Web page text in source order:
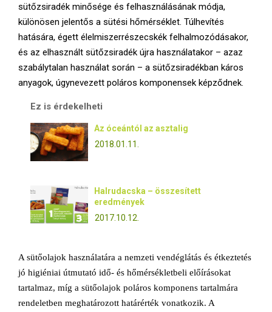
sütőzsiradék minősége és felhasználásának módja,
különösen jelentős a sütési hőmérséklet. Túlhevítés
hatására, égett élelmiszerrészecskék felhalmozódásakor,
és az elhasznált sütőzsiradék újra használatakor – azaz
szabálytalan használat során – a sütőzsiradékban káros
anyagok, úgynevezett poláros komponensek képződnek.
Ez is érdekelheti
Az óceántól az asztalig
2018.01.11.
Halrudacska – összesített
eredmények
2017.10.12.
A sütőolajok használatára a nemzeti vendéglátás és étkeztetés
jó higiéniai útmutató idő- és hőmérsékletbeli előírásokat
tartalmaz, míg a sütőolajok poláros komponens tartalmára
rendeletben meghatározott határérték vonatkozik. A